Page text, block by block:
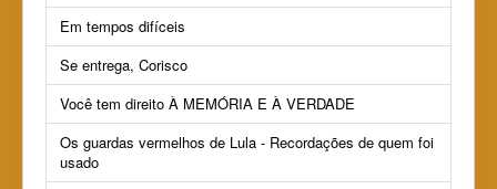
Em tempos difíceis
Se entrega, Corisco
Você tem direito À MEMÓRIA E À VERDADE
Os guardas vermelhos de Lula - Recordações de quem foi
usado